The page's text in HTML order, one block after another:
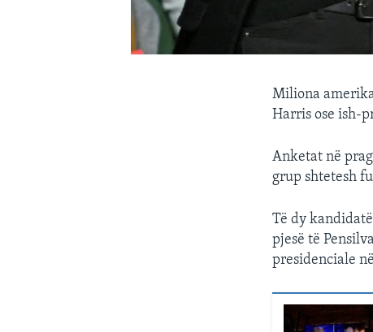
Miliona
Harris ose ish-
Anketat në
grup shtetesh
Të dy
pjesë të
presidenciale